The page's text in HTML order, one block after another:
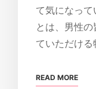
て気になっ
とは、男性
ていただけ
READ MORE